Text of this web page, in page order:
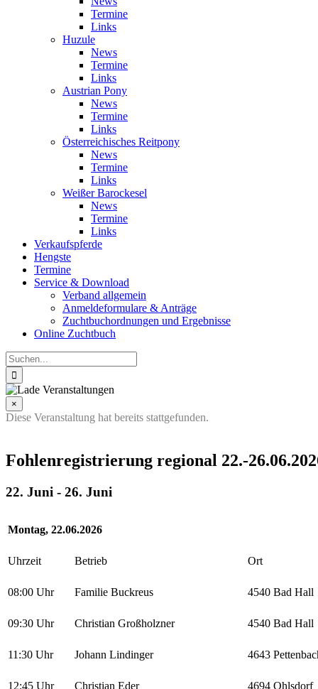
Termine
Links
Huzule
News
Termine
Links
Austrian Pony
News
Termine
Links
Österreichisches Reitpony
News
Termine
Links
Weißer Barockesel
News
Termine
Links
Verkaufspferde
Hengste
Termine
Service & Download
Verband allgemein
Anmeldeformulare & Anträge
Zuchtbuchordnungen und Ergebnisse
Online Zuchtbuch
Suche
nach:
×
Diese Veranstaltung hat bereits stattgefunden.
Fohlenregistrierung regional 22.-
22. Juni - 26. Juni
Montag, 22.06.2026
Uhrzeit Betrieb Ort
08:00 Uhr Familie Buckreus 4540 Bad Hall
09:30 Uhr Christian Großholzner 4540 Bad Hall
11:30 Uhr Johann Lindinger 4643
12:45 Uhr Christian Eder 4694 Ohlsdorf